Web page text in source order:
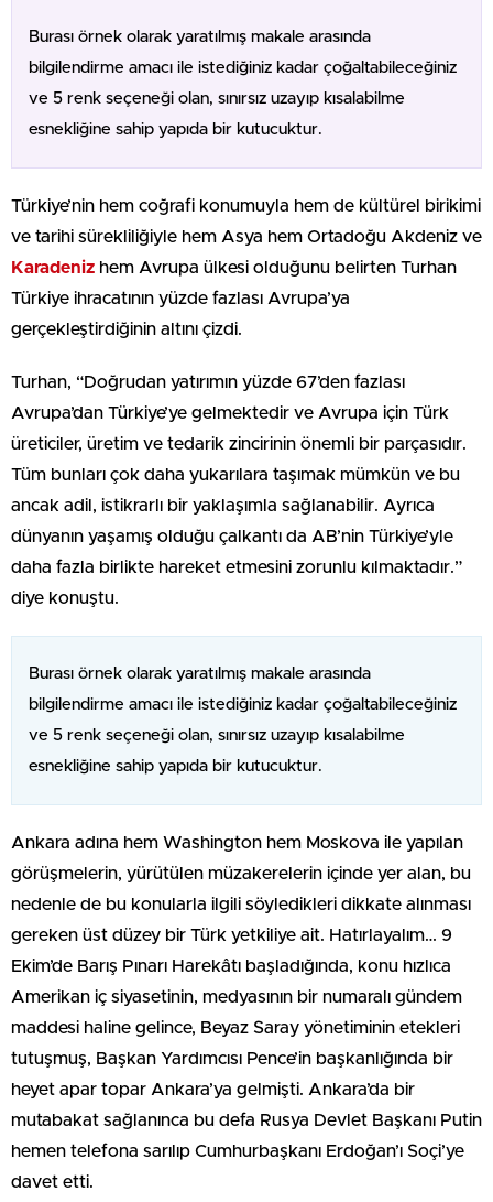
Burası örnek olarak yaratılmış makale arasında
bilgilendirme amacı ile istediğiniz kadar çoğaltabileceğiniz
ve 5 renk seçeneği olan, sınırsız uzayıp kısalabilme
esnekliğine sahip yapıda bir kutucuktur.
Türkiye’nin hem coğrafi konumuyla hem de kültürel birikimi
ve tarihi sürekliliğiyle hem Asya hem Ortadoğu Akdeniz ve
Karadeniz hem Avrupa ülkesi olduğunu belirten Turhan
Türkiye ihracatının yüzde fazlası Avrupa’ya
gerçekleştirdiğinin altını çizdi.
Turhan, “Doğrudan yatırımın yüzde 67’den fazlası
Avrupa’dan Türkiye’ye gelmektedir ve Avrupa için Türk
üreticiler, üretim ve tedarik zincirinin önemli bir parçasıdır.
Tüm bunları çok daha yukarılara taşımak mümkün ve bu
ancak adil, istikrarlı bir yaklaşımla sağlanabilir. Ayrıca
dünyanın yaşamış olduğu çalkantı da AB’nin Türkiye’yle
daha fazla birlikte hareket etmesini zorunlu kılmaktadır.”
diye konuştu.
Burası örnek olarak yaratılmış makale arasında
bilgilendirme amacı ile istediğiniz kadar çoğaltabileceğiniz
ve 5 renk seçeneği olan, sınırsız uzayıp kısalabilme
esnekliğine sahip yapıda bir kutucuktur.
Ankara adına hem Washington hem Moskova ile yapılan
görüşmelerin, yürütülen müzakerelerin içinde yer alan, bu
nedenle de bu konularla ilgili söyledikleri dikkate alınması
gereken üst düzey bir Türk yetkiliye ait. Hatırlayalım… 9
Ekim’de Barış Pınarı Harekâtı başladığında, konu hızlıca
Amerikan iç siyasetinin, medyasının bir numaralı gündem
maddesi haline gelince, Beyaz Saray yönetiminin etekleri
tutuşmuş, Başkan Yardımcısı Pence’in başkanlığında bir
heyet apar topar Ankara’ya gelmişti. Ankara’da bir
mutabakat sağlanınca bu defa Rusya Devlet Başkanı Putin
hemen telefona sarılıp Cumhurbaşkanı Erdoğan’ı Soçi’ye
davet etti.